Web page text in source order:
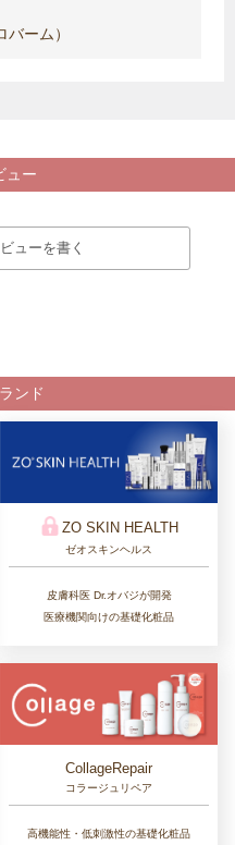
ーム）
ュー
ューを書く
ンド
ZO SKIN HEALTH
ゼオスキンヘルス
皮膚科医 Dr.オバジが開発
医療機関向けの基礎化粧品
CollageRepair
コラージュリペア
高機能性・低刺激性の基礎化粧品